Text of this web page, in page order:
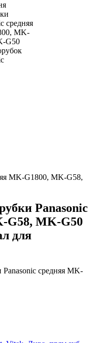
средняя
MK-
G50
MK-G1800, MK-G58,
Panasonic
G58, MK-G50
для
средняя MK-